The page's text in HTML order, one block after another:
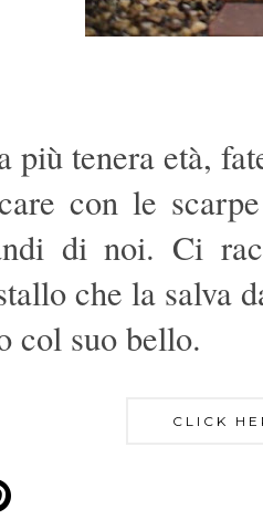
più tenera età,
con le
di noi. Ci
che la salva
col suo bello.
CLICK